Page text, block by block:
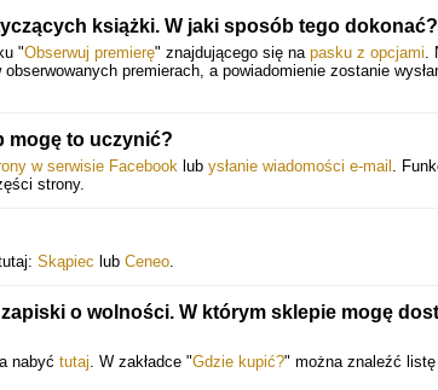
książki. W jaki sposób tego dokonać?
"Obserwuj premierę" znajdującego się na pasku z opcjami.
premierach, a powiadomienie zostanie
mogę to uczynić?
w serwisie Facebook lub ysłanie wiadomości e-mail .
strony.
Skąpiec lub Ceneo.
o wolności. W którym sklepie mogę
nabyć tutaj. W zakładce "Gdzie kupić?" można znaleźć listę